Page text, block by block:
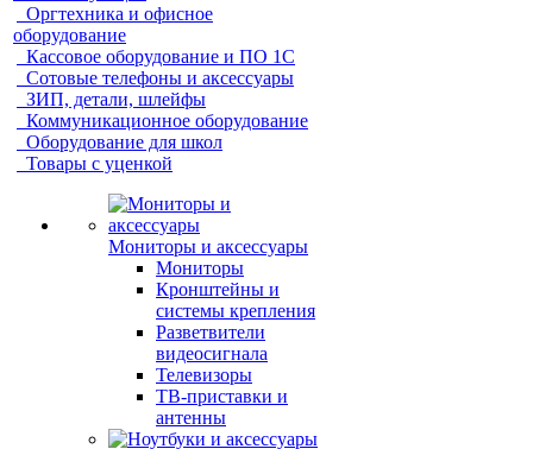
Оргтехника и офисное
оборудование
Кассовое оборудование и ПО 1С
Сотовые телефоны и аксессуары
ЗИП, детали, шлейфы
Коммуникационное оборудование
Оборудование для школ
Товары с уценкой
Мониторы и аксессуары
Мониторы
Кронштейны и
системы крепления
Разветвители
видеосигнала
Телевизоры
ТВ-приставки и
антенны